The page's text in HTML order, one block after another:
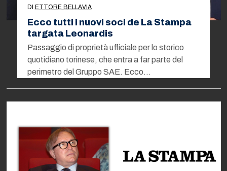
DI ETTORE BELLAVIA
Ecco tutti i nuovi soci de La Stampa
targata Leonardis
Passaggio di proprietà ufficiale per lo storico
quotidiano torinese, che entra a far parte del
perimetro del Gruppo SAE. Ecco…